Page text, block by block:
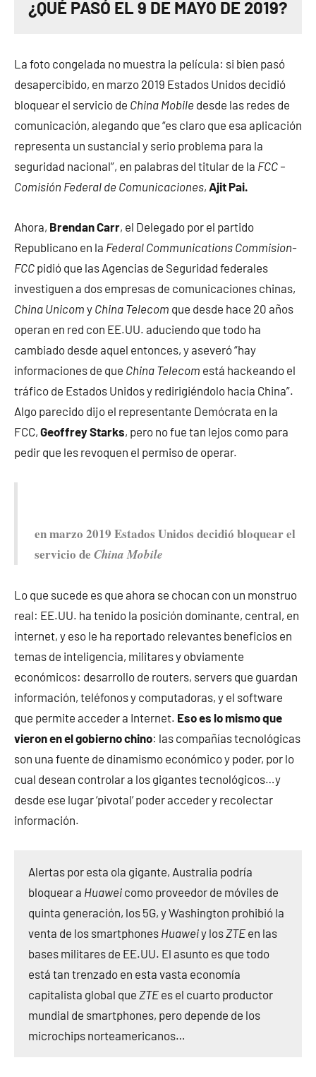
¿QUÉ PASÓ EL 9 DE MAYO DE 2019?
La foto congelada no muestra la película: si bien pasó
desapercibido, en marzo 2019 Estados Unidos decidió
bloquear el servicio de China Mobile desde las redes de
comunicación, alegando que “es claro que esa aplicación
representa un sustancial y serio problema para la
seguridad nacional”, en palabras del titular de la FCC –
Comisión Federal de Comunicaciones, Ajit Pai.
Ahora, Brendan Carr, el Delegado por el partido
Republicano en la Federal Communications Commision-
FCC pidió que las Agencias de Seguridad federales
investiguen a dos empresas de comunicaciones chinas,
China Unicom y China Telecom que desde hace 20 años
operan en red con EE.UU. aduciendo que todo ha
cambiado desde aquel entonces, y aseveró “hay
informaciones de que China Telecom está hackeando el
tráfico de Estados Unidos y redirigiéndolo hacia China”.
Algo parecido dijo el representante Demócrata en la
FCC, Geoffrey Starks, pero no fue tan lejos como para
pedir que les revoquen el permiso de operar.
en marzo 2019 Estados Unidos decidió bloquear el
servicio de China Mobile
Lo que sucede es que ahora se chocan con un monstruo
real: EE.UU. ha tenido la posición dominante, central, en
internet, y eso le ha reportado relevantes beneficios en
temas de inteligencia, militares y obviamente
económicos: desarrollo de routers, servers que guardan
información, teléfonos y computadoras, y el software
que permite acceder a Internet. Eso es lo mismo que
vieron en el gobierno chino: las compañías tecnológicas
son una fuente de dinamismo económico y poder, por lo
cual desean controlar a los gigantes tecnológicos…y
desde ese lugar ‘pivotal’ poder acceder y recolectar
información.
Alertas por esta ola gigante, Australia podría
bloquear a Huawei como proveedor de móviles de
quinta generación, los 5G, y Washington prohibió la
venta de los smartphones Huaweiy losZTE en las
bases militares de EE.UU. El asunto es que todo
está tan trenzado en esta vasta economía
capitalista global que ZTE es el cuarto productor
mundial de smartphones, pero depende de los
microchips norteamericanos…